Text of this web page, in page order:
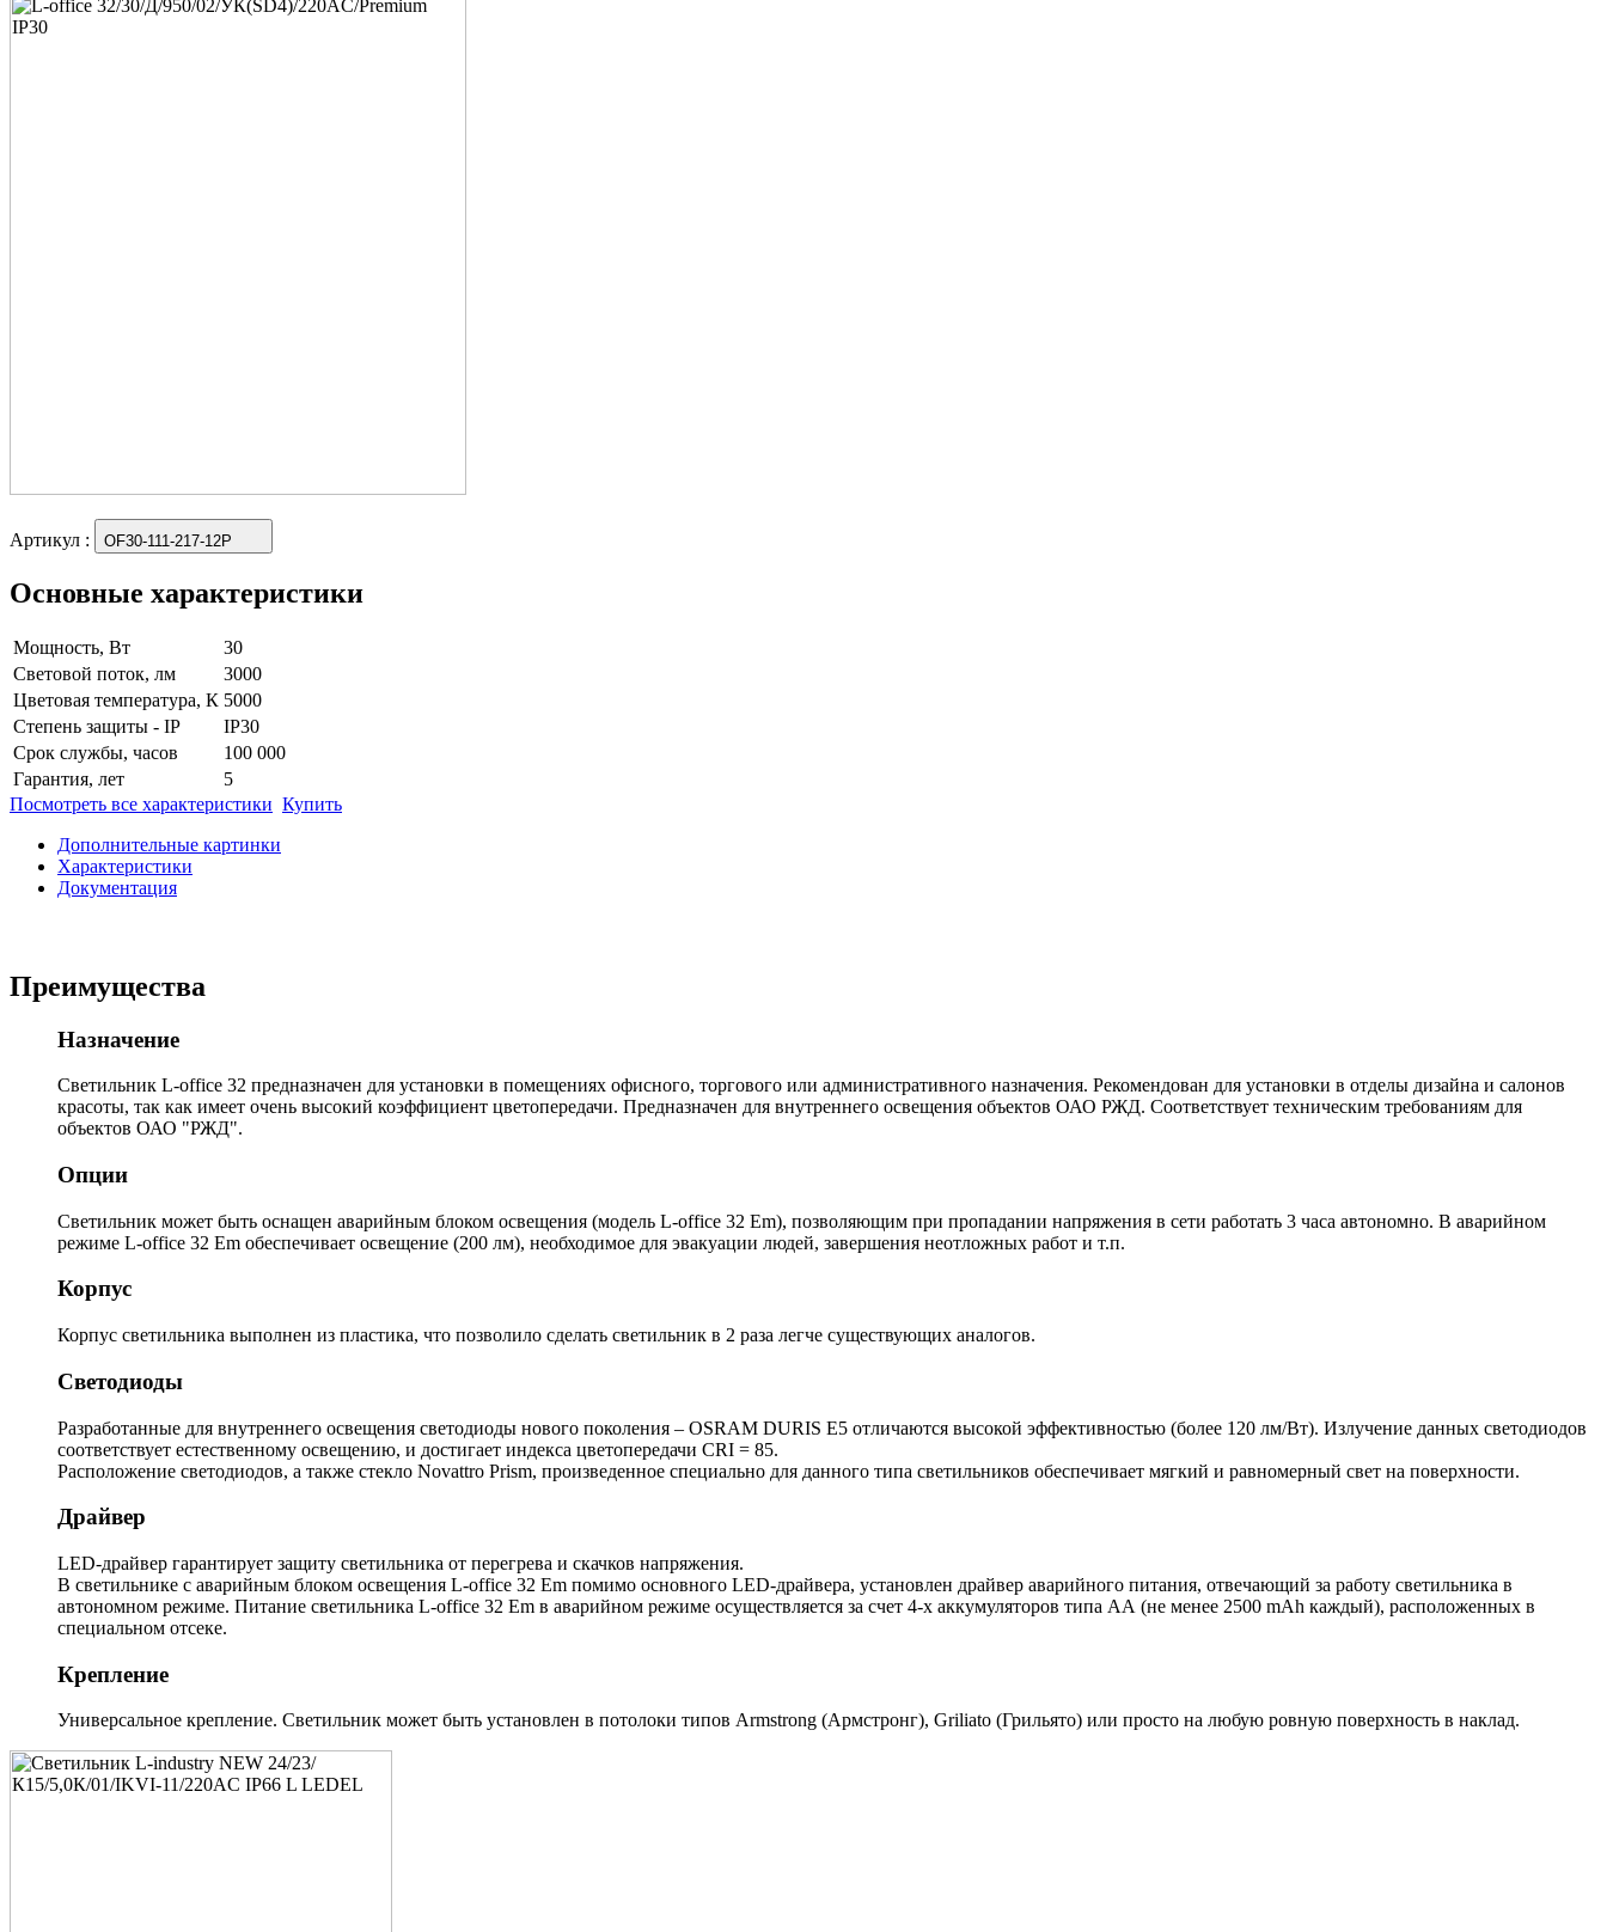
Артикул : OF30-111-217-12P
Основные характеристики
Мощность, Вт
30
Световой поток, лм
3000
Цветовая температура, К 5000
Степень защиты - IP
IP30
Срок службы, часов
100 000
Гарантия, лет
5
Посмотреть все характеристики Купить
Дополнительные картинки
Характеристики
Документация
Преимущества
Назначение
Светильник L-office 32 предназначен для установки в помещениях офисного, торгового или административного назначения. Рекомендован для установки в отделы дизайна и салонов
красоты, так как имеет очень высокий коэффициент цветопередачи. Предназначен для внутреннего освещения объектов ОАО РЖД. Соответствует техническим требованиям для
объектов ОАО "РЖД".
Опции
Светильник может быть оснащен аварийным блоком освещения (модель L-office 32 Em), позволяющим при пропадании напряжения в сети работать 3 часа автономно. В аварийном
режиме L-office 32 Em обеспечивает освещение (200 лм), необходимое для эвакуации людей, завершения неотложных работ и т.п.
Корпус
Корпус светильника выполнен из пластика, что позволило сделать светильник в 2 раза легче существующих аналогов.
Светодиоды
Разработанные для внутреннего освещения светодиоды нового поколения – OSRAM DURIS E5 отличаются высокой эффективностью (более 120 лм/Вт). Излучение данных светодиодов
соответствует естественному освещению, и достигает индекса цветопередачи CRI = 85.
Расположение светодиодов, а также стекло Novattro Prism, произведенное специально для данного типа светильников обеспечивает мягкий и равномерный свет на поверхности.
Драйвер
LED-драйвер гарантирует защиту светильника от перегрева и скачков напряжения.
В светильнике с аварийным блоком освещения L-office 32 Em помимо основного LED-драйвера, установлен драйвер аварийного питания, отвечающий за работу светильника в
автономном режиме. Питание светильника L-office 32 Em в аварийном режиме осуществляется за счет 4-х аккумуляторов типа АА (не менее 2500 mAh каждый), расположенных в
специальном отсеке.
Крепление
Универсальное крепление. Светильник может быть установлен в потолоки типов Armstrong (Армстронг), Griliato (Грильято) или просто на любую ровную поверхность в наклад.